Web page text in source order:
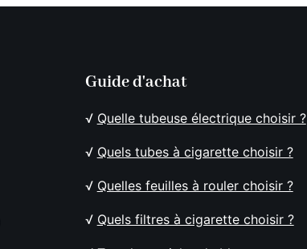
Guide d'achat
√ Quelle tubeuse électrique choisir ?
√ Quels tubes à cigarette choisir ?
√ Quelles feuilles à rouler choisir ?
√ Quels filtres à cigarette choisir ?